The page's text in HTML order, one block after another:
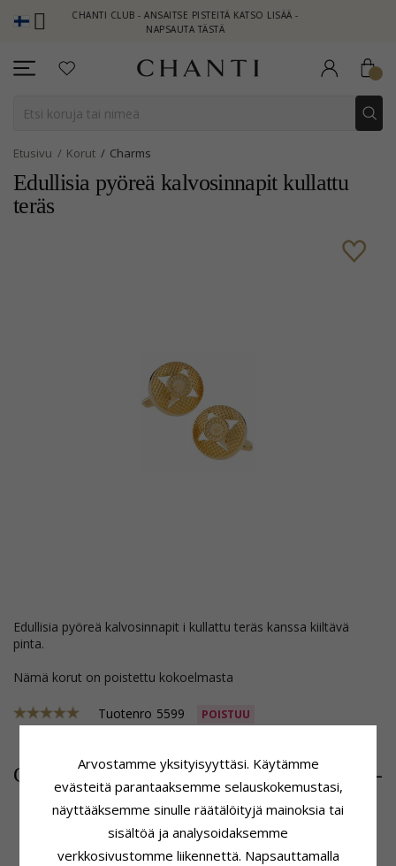
CHANTI CLUB - ANSAITSE PISTEITÄ KATSO LISÄÄ -
NAPSAUTA TÄSTÄ
Etusivu Korut Charms
Edullisia pyöreä kalvosinnapit kullattu
teräs
edullisia pyöreä kalvosinnapit i kullattu teräs kanssa kiiltävä
pinta.
Nämä korut on poistettu kokoelmasta
Tuotenro 5599 POISTUU
CHANTI hinta 15,-
Tuoteseloste
Koko
Arvostamme yksityisyyttäsi. Käytämme
evästeitä parantaaksemme selauskokemustasi,
näyttääksemme sinulle räätälöityjä mainoksia tai
sisältöä ja analysoidaksemme
verkkosivustomme liikennettä. Napsauttamalla